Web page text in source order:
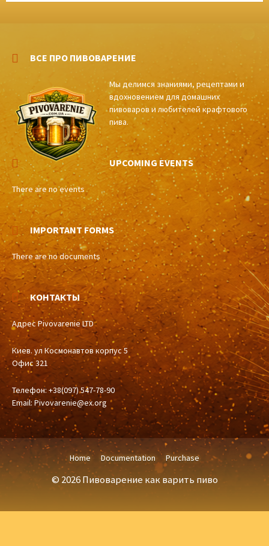
ВСЕ ПРО ПИВОВАРЕНИЕ
Мы делимся знаниями, рецептами и
вдохновением для домашних
пивоваров и любителей крафтового
пива.
UPCOMING EVENTS
There are no events
IMPORTANT FORMS
There are no documents
КОНТАКТЫ
Адрес Pivovarenie LTD
Киев. ул Космонавтов корпус 5
Офис 321
Телефон: +38(097) 547-78-90
Email: Pivovarenie@ex.org
Home Documentation Purchase
© 2026 Пивоварение как варить пиво